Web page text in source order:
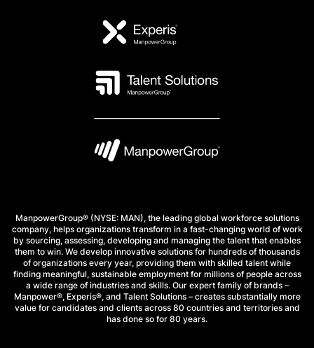
ManpowerGroup® (NYSE: MAN), the leading global workforce solutions
company, helps organizations transform in a fast-changing world of work
by sourcing, assessing, developing and managing the talent that enables
them to win. We develop innovative solutions for hundreds of thousands
of organizations every year, providing them with skilled talent while
finding meaningful, sustainable employment for millions of people across
a wide range of industries and skills. Our expert family of brands –
Manpower®, Experis®, and Talent Solutions – creates substantially more
value for candidates and clients across 80 countries and territories and
has done so for 80 years.